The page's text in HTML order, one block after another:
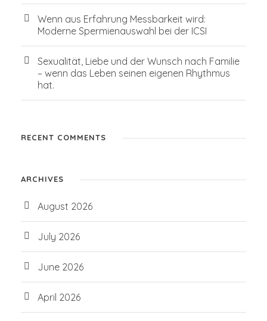
Wenn aus Erfahrung Messbarkeit wird:
Moderne Spermienauswahl bei der ICSI
Sexualität, Liebe und der Wunsch nach Familie
– wenn das Leben seinen eigenen Rhythmus
hat.
RECENT COMMENTS
ARCHIVES
August 2026
July 2026
June 2026
April 2026